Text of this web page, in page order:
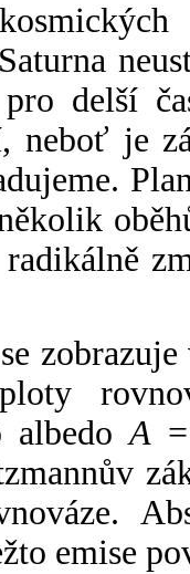
delší
neboť je
albedoA
emise